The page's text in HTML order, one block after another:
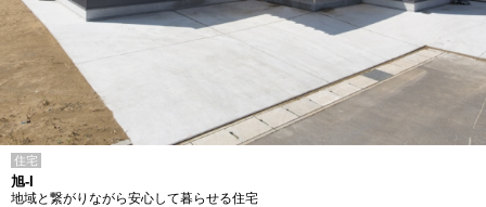
住宅
旭-I
地域と繋がりながら安心して暮らせる住宅